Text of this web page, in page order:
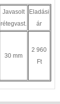
Javasolt
rétegvast.
Eladási
ár
30 mm
2 960
Ft